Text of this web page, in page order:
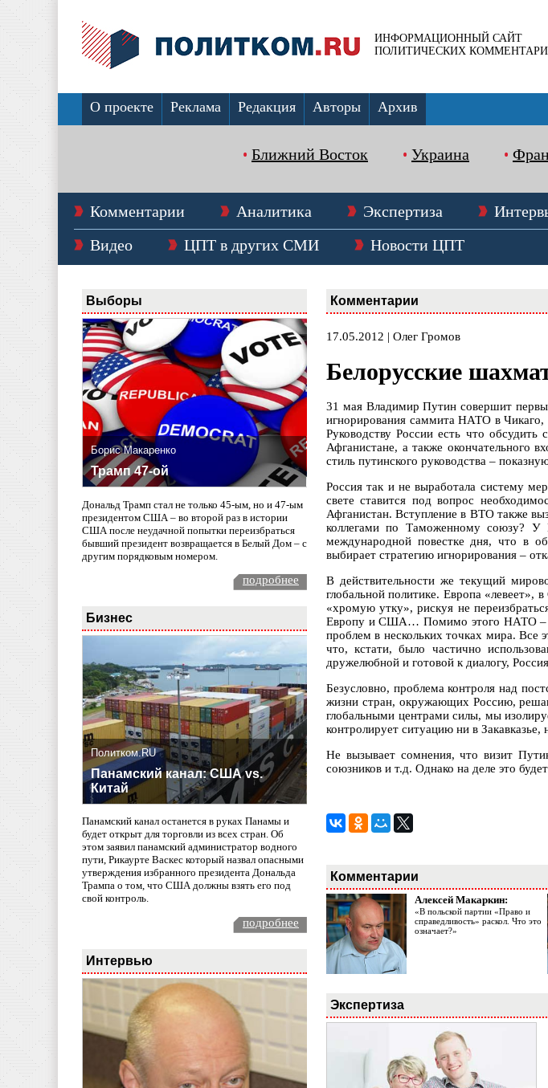
ИНФОРМАЦИОННЫЙ САЙТ
ПОЛИТИЧЕСКИХ
О проекте Реклама Редакция Авторы Архив
Ближний Восток Украина
Комментарии Аналитика Экспертиза
Видео
ЦПТ в других СМИ Новости ЦПТ
Выборы
Борис Макаренко
Трамп 47-ой
Дональд Трамп стал не только 45-ым, но и 47-ым
президентом США – во второй раз в истории
США после неудачной попытки переизбраться
бывший президент возвращается в Белый Дом – с
другим порядковым номером.
подробнее
Бизнес
Политком.RU
Панамский канал: США vs.
Китай
Панамский канал останется в руках Панамы и
будет открыт для торговли из всех стран. Об
этом заявил панамский администратор водного
пути, Рикаурте Васкес который назвал опасными
утверждения избранного президента Дональда
Трампа о том, что США должны взять его под
свой контроль.
подробнее
Интервью
Комментарии
17.05.2012 | Олег Громов
Белорусские
31 мая Владимир Путин совершит
игнорирования саммита НАТО в Чикаго,
Руководству России есть что
Афганистане, а также
стиль путинского руководства –
Россия так и не выработала систему
свете ставится под вопрос
Афганистан. Вступление в ВТО также
коллегами по Таможенному союзу? У
международной повестке дня, что в
выбирает стратегию игнорирования –
В действительности же текущий
глобальной политике. Европа
«хромую утку», рискуя не
Европу и США… Помимо этого НАТО –
проблем в нескольких точках мира. Все
что, кстати, было частично
дружелюбной и готовой к диалогу,
Безусловно, проблема контроля над
жизни стран, окружающих Россию,
глобальными центрами силы, мы
контролирует ситуацию ни в
Не вызывает сомнения, что визит
союзников и т.д. Однако на деле это
Комментарии
Алексей Макаркин:
«В польской партии «Право и
справедливость» раскол. Что это
означает?»
Экспертиза